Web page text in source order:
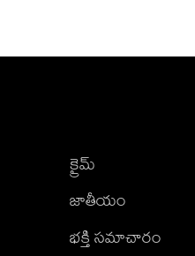
క్రైమ్
జాతీయం
భక్తి సమాచారం